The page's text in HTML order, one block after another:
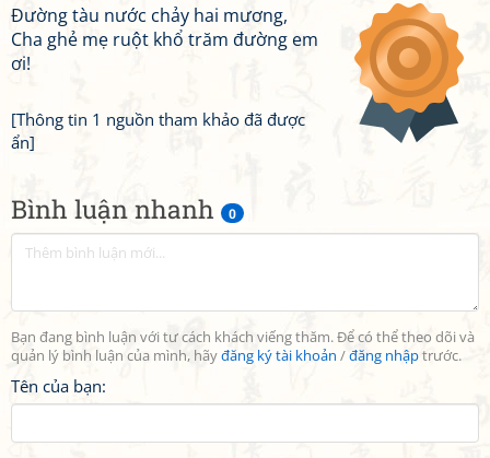
Bình luận nhanh 0
Bạn đang bình luận với tư cách khách viếng thăm. Để có thể theo dõi và
quản lý bình luận của mình, hãyđăng ký tài khoản /đăng nhậptrước.
Tên của bạn:
Đường tàu nước chảy hai mương,
Cha ghẻ mẹ ruột khổ trăm đường em
ơi!
[Thông tin 1 nguồn tham khảo đã được
ẩn]